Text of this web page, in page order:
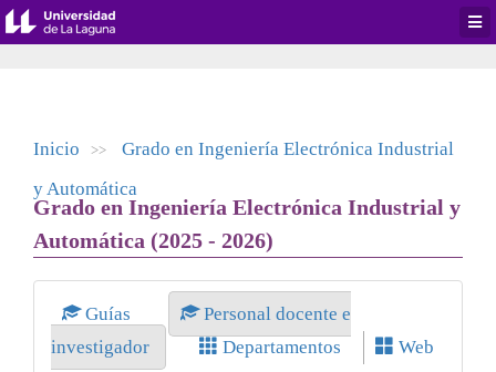
Inicio >>
Grado en Ingeniería Electrónica Industrial
y Automática
Grado en Ingeniería Electrónica Industrial y
Automática (2025 - 2026)
Guías
Personal docente e
investigador
Departamentos Web